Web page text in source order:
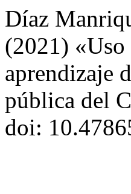
Díaz
(2021)
aprendizaje
pública del
doi: